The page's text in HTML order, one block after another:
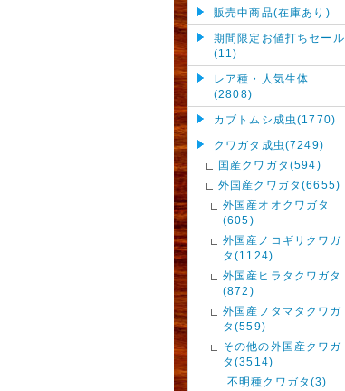
販売中商品(在庫あり)
期間限定お値打ちセール
(11)
レア種・人気生体
(2808)
カブトムシ成虫(1770)
クワガタ成虫(7249)
国産クワガタ(594)
外国産クワガタ(6655)
外国産オオクワガタ
(605)
外国産ノコギリクワガ
タ(1124)
外国産ヒラタクワガタ
(872)
外国産フタマタクワガ
タ(559)
その他の外国産クワガ
タ(3514)
不明種クワガタ(3)